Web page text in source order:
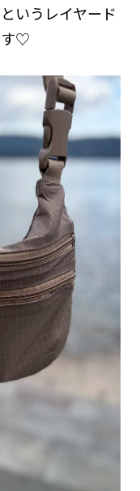
いうレイヤード
す♡